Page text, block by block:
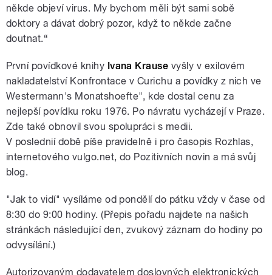
někde objeví virus. My bychom měli být sami sobě
doktory a dávat dobrý pozor, když to někde začne
doutnat.“
První povídkové knihy Ivana Krause vyšly v exilovém
nakladatelství Konfrontace v Curichu a povídky z nich ve
Westermann's Monatshoefte", kde dostal cenu za
nejlepší povídku roku 1976. Po návratu vycházejí v Praze.
Zde také obnovil svou spolupráci s medii.
V poslednií době píše pravidelně i pro časopis Rozhlas,
internetového vulgo.net, do Pozitivních novin a má svůj
blog.
"Jak to vidí" vysíláme od pondělí do pátku vždy v čase od
8:30 do 9:00 hodiny. (Přepis pořadu najdete na našich
stránkách následující den, zvukový záznam do hodiny po
odvysílání.)
Autorizovaným dodavatelem doslovných elektronických